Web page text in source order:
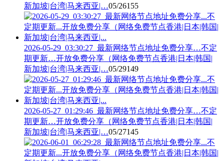
新加坡|台湾|马来西亚|…05/26155
2026-05-29_03:30:27_最新网络节点地址免费分享…不定
期更新…开放免费分享（网络免费节点香港|日本|韩国|
新加坡|台湾|马来西亚|…05/29149
2026-05-27_01:29:46_最新网络节点地址免费分享…不定
期更新…开放免费分享（网络免费节点香港|日本|韩国|
新加坡|台湾|马来西亚|…05/27145